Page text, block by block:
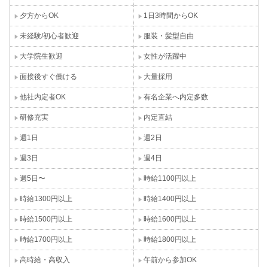
夕方からOK 1日3時間からOK
未経験/初心者歓迎 服装・髪型自由
大学院生歓迎 女性が活躍中
面接後すぐ働ける 大量採用
他社内定者OK 有名企業へ内定多数
研修充実 内定直結
週1日 週2日
週3日 週4日
週5日〜 時給1100円以上
時給1300円以上 時給1400円以上
時給1500円以上 時給1600円以上
時給1700円以上 時給1800円以上
高時給・高収入 午前から参加OK